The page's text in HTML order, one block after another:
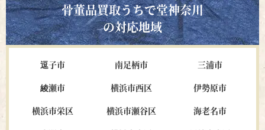
骨董品買取うちで堂神奈川
の対応地域
逗子市 南足柄市
三浦市
綾瀬市
横浜市西区
伊勢原市
横浜市栄区
横浜市瀬谷区
海老名市